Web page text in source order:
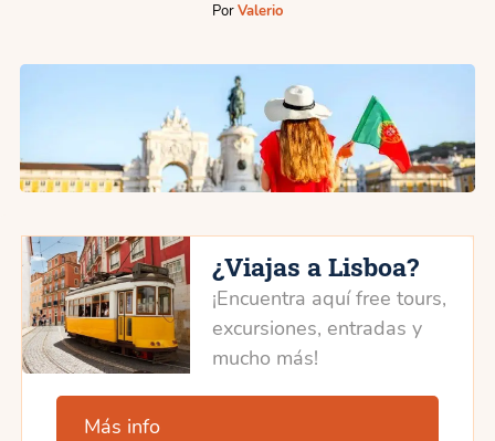
PorValerio
¿Viajas a Lisboa?
¡Encuentra aquí free tours,
excursiones, entradas y
mucho más!
Más info